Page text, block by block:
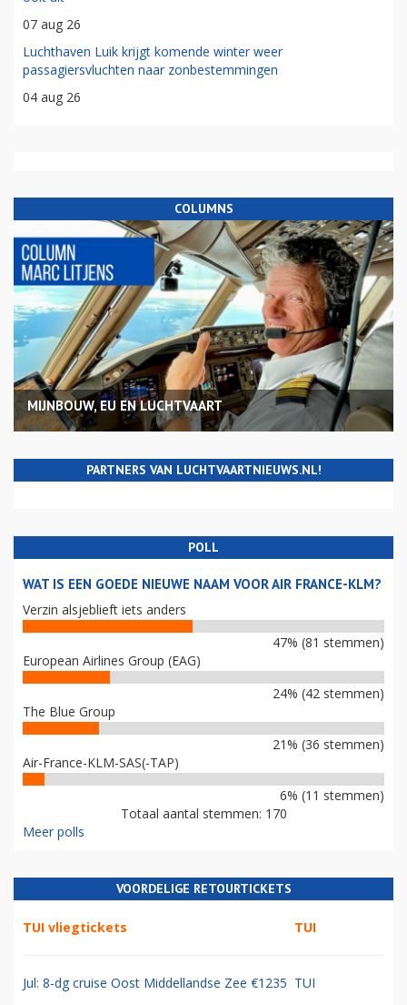
07 aug 26
Luchthaven Luik krijgt komende winter weer
passagiersvluchten naar zonbestemmingen
04 aug 26
COLUMNS
MIJNBOUW, EU EN LUCHTVAART
PARTNERS VAN LUCHTVAARTNIEUWS.NL!
POLL
WAT IS EEN GOEDE NIEUWE NAAM VOOR AIR FRANCE-KLM?
Verzin alsjeblieft iets anders
47% (81 stemmen)
European Airlines Group (EAG)
24% (42 stemmen)
The Blue Group
21% (36 stemmen)
Air-France-KLM-SAS(-TAP)
6% (11 stemmen)
Totaal aantal stemmen: 170
Meer polls
VOORDELIGE RETOURTICKETS
TUI vliegtickets TUI
Jul: 8-dg cruise Oost Middellandse Zee €1235 TUI